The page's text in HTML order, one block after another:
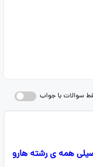
سوالات با جواب
همه ی رشته هارو